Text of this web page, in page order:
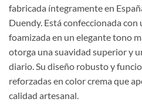
fabricada íntegramente en
Duendy. Está confeccionada
foamizada en un elegante tono
otorga una suavidad superior y
diario. Su diseño robusto y
reforzadas en color crema que
calidad artesanal.